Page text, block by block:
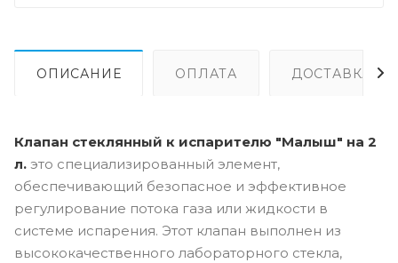
ОПИСАНИЕ ОПЛАТА ДОСТАВКА
Клапан стеклянный к испарителю "Малыш" на 2
л. это специализированный элемент,
обеспечивающий безопасное и эффективное
регулирование потока газа или жидкости в
системе испарения. Этот клапан выполнен из
высококачественного лабораторного стекла,